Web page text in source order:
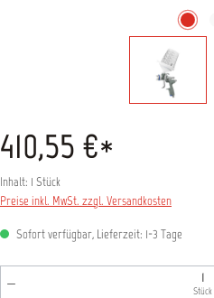
410,55 €*
Inhalt: 1 Stück
Preise inkl. MwSt. zzgl. Versandkosten
Sofort verfügbar, Lieferzeit: 1-3 Tage
Produkt Anzahl: Gib den
Stück